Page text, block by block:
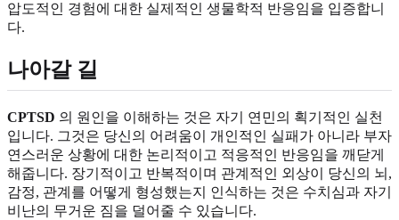
압도적인 경험에 대한 실제적인 생물학적 반응임을 입증합니
다.
나아갈 길
CPTSD 의 원인을 이해하는 것은 자기 연민의 획기적인 실천
입니다. 그것은 당신의 어려움이 개인적인 실패가 아니라 부자
연스러운 상황에 대한 논리적이고 적응적인 반응임을 깨닫게
해줍니다. 장기적이고 반복적이며 관계적인 외상이 당신의 뇌,
감정, 관계를 어떻게 형성했는지 인식하는 것은 수치심과 자기
비난의 무거운 짐을 덜어줄 수 있습니다.